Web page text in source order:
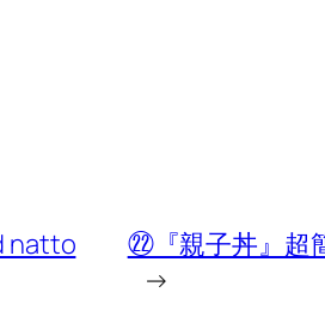
natto
㉒『親子丼』超
→